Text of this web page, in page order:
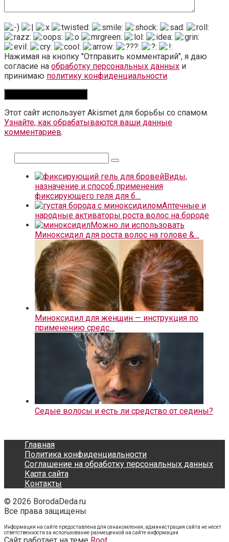
Нажимая на кнопку "Отправить комментарий", я даю
согласие на обработку персональных данных и
принимаю политику конфиденциальности.
Этот сайт использует Akismet для борьбы со спамом.
Узнайте, как обрабатываются ваши данные
комментариев.
Виды,
назначение и способ применения
фиксирующего геля для б…
Аптечные и
народные активаторы роста волос на бороде
Можно ли использовать
Миноксидил для роста волос на голове &…
Миноксидил для женщин — инструкция по
применению средс…
Седые волосы и есть ли средство от седины?
Главная
Политика конфиденциальности
Соглашение на обработку персональных данных
Карта сайта
Контакты
© 2026 BorodaDeda.ru
Все права защищены
Информация на сайте предоставлена для ознакомления, администрация сайта не несет
ответственности за использование размещенной на сайте информации